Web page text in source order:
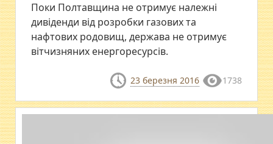
​Поки Полтавщина не отримує належні
дивіденди від розробки газових та
нафтових родовищ, держава не отримує
вітчизняних енергоресурсів.
23 березня 2016 1738